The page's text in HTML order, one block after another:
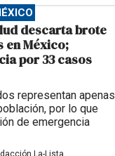
descarta brote
en México;
por 33 casos
representan apenas
por lo que
de emergencia
La-Lista